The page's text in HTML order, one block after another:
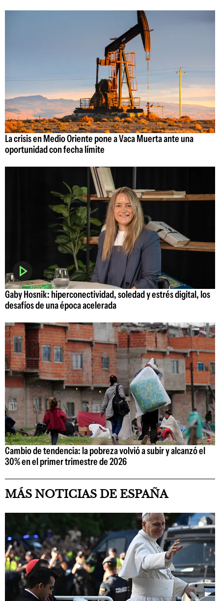
La crisis en Medio Oriente pone a Vaca Muerta ante una
oportunidad con fecha límite
Gaby Hosnik: hiperconectividad, soledad y estrés digital, los
desafíos de una época acelerada
Cambio de tendencia: la pobreza volvió a subir y alcanzó el
30% en el primer trimestre de 2026
MÁS NOTICIAS DE ESPAÑA